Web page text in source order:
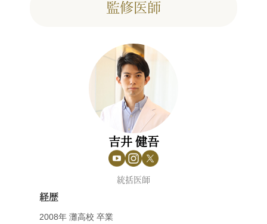
監修医師
吉井 健吾
統括医師
経歴
2008年 灘高校 卒業